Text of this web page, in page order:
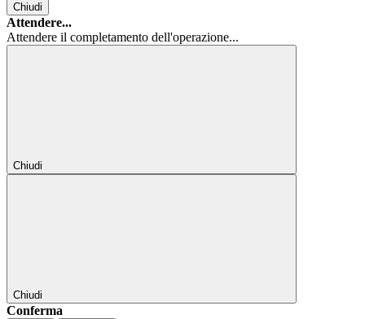
Chiudi
Attendere...
Attendere il completamento dell'operazione...
Chiudi
Chiudi
Conferma